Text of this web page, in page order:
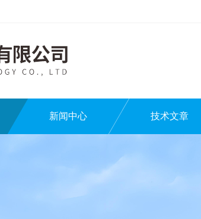
新闻中心 技术文章